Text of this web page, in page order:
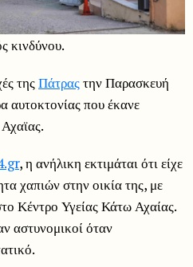
κινδύνου.
τηςΠάτραςτην Παρασκευή
αυτοκτονίας που έκανε
, η ανήλικη εκτιμάται ότι είχε
χαπιών στην οικία της, με
Κέντρο Υγείας Κάτω Αχαίας.
αστυνομικοί όταν